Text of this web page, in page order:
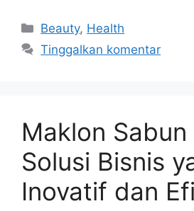
Kategori
Beauty, Health
Tinggalkan komentar
Maklon
Solusi Bisnis
Inovatif dan